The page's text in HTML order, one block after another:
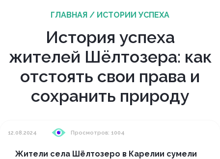
ГЛАВНАЯ / ИСТОРИИ УСПЕХА
История успеха
жителей Шёлтозера: как
отстоять свои права и
сохранить природу
12.08.2024 Просмотров: 1004
Жители села Шёлтозеро в Карелии сумели